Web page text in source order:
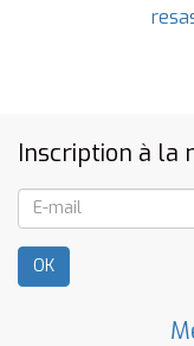
Inscription à la
OK